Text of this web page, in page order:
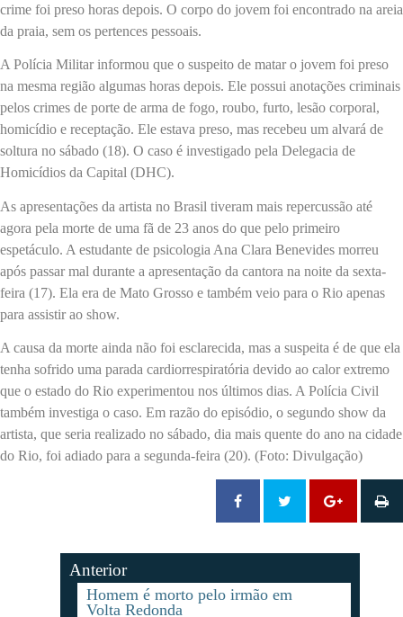
crime foi preso horas depois. O corpo do jovem foi encontrado na areia
da praia, sem os pertences pessoais.
A Polícia Militar informou que o suspeito de matar o jovem foi preso
na mesma região algumas horas depois. Ele possui anotações criminais
pelos crimes de porte de arma de fogo, roubo, furto, lesão corporal,
homicídio e receptação. Ele estava preso, mas recebeu um alvará de
soltura no sábado (18). O caso é investigado pela Delegacia de
Homicídios da Capital (DHC).
As apresentações da artista no Brasil tiveram mais repercussão até
agora pela morte de uma fã de 23 anos do que pelo primeiro
espetáculo. A estudante de psicologia Ana Clara Benevides morreu
após passar mal durante a apresentação da cantora na noite da sexta-
feira (17). Ela era de Mato Grosso e também veio para o Rio apenas
para assistir ao show.
A causa da morte ainda não foi esclarecida, mas a suspeita é de que ela
tenha sofrido uma parada cardiorrespiratória devido ao calor extremo
que o estado do Rio experimentou nos últimos dias. A Polícia Civil
também investiga o caso. Em razão do episódio, o segundo show da
artista, que seria realizado no sábado, dia mais quente do ano na cidade
do Rio, foi adiado para a segunda-feira (20). (Foto: Divulgação)
Anterior
Homem é morto pelo irmão em
Volta Redonda